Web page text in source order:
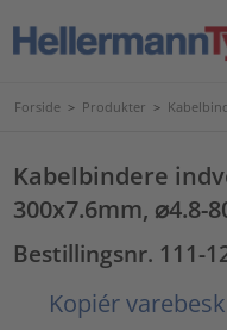
Forside > Produkter >
Kabelbindere
300x7.6mm, ⌀4.8-
Bestillingsnr. 111-
Kopiér